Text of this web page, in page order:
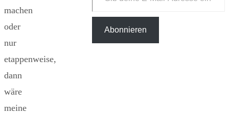
machen
oder
nur
etappenweise,
dann
wäre
meine
Abonnieren